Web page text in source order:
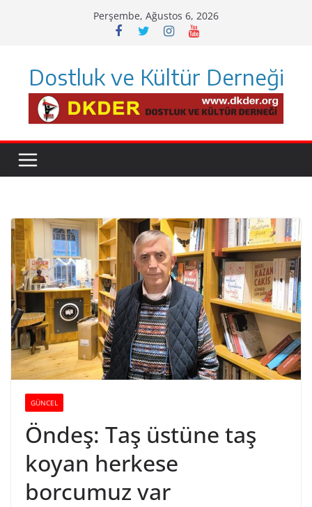
Perşembe, Ağustos 6, 2026
Dostluk ve Kültür Derneği
GÜNCEL
Öndeş: Taş üstüne taş
koyan herkese
borcumuz var